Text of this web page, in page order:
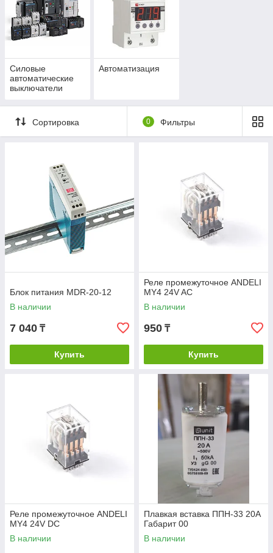
Силовые
автоматические
выключатели
Автоматизация
Сортировка 0 Фильтры
Блок питания MDR-20-12
В наличии
7 040 ₸
Купить
Реле промежуточное ANDELI
MY4 24V AC
В наличии
950 ₸
Купить
Реле промежуточное ANDELI
MY4 24V DC
В наличии
Плавкая вставка ППН-33 20А
Габарит 00
В наличии